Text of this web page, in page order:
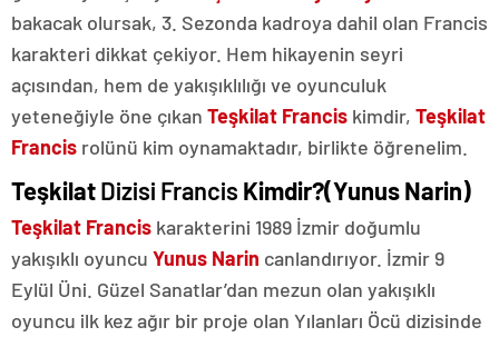
bakacak olursak, 3. Sezonda kadroya dahil olan Francis
karakteri dikkat çekiyor. Hem hikayenin seyri
açısından, hem de yakışıklılığı ve oyunculuk
yeteneğiyle öne çıkan Teşkilat Francis kimdir, Teşkilat
Francis rolünü kim oynamaktadır, birlikte öğrenelim.
TeşkilatDizisi Francis Kimdir?(Yunus Narin)
Teşkilat Francis karakterini 1989 İzmir doğumlu
yakışıklı oyuncu Yunus Narin canlandırıyor. İzmir 9
Eylül Üni. Güzel Sanatlar’dan mezun olan yakışıklı
oyuncu ilk kez ağır bir proje olan Yılanları Öcü dizisinde